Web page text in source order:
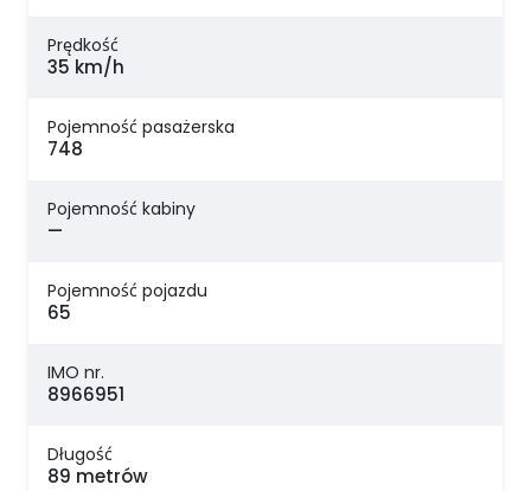
Prędkość
35 km/h
Pojemność pasażerska
748
Pojemność kabiny
—
Pojemność pojazdu
65
IMO nr.
8966951
Długość
89 metrów